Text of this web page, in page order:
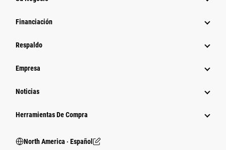
Financiación
Respaldo
Empresa
Noticias
Herramientas De Compra
North America ‧ Español